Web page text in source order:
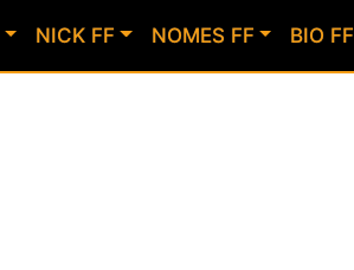
NICK FF NOMES FF BIO FF